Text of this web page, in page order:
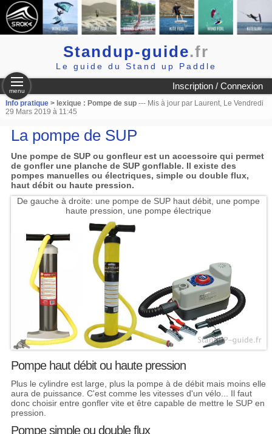
Standup-guide.fr
Le guide du Stand up Paddle
Inscription / Connexion
menu
Info pratique> lexique : Pompe de sup--- Mis à jour par Laurent, Le Vendredi
29 Mars 2019 à 11:45
La pompe de SUP
Une pompe de SUP ou gonfleur est un accessoire qui permet
de gonfler une planche de SUP gonflable. Il existe des
pompes manuelles ou électriques, simple ou double flux,
haut débit ou haute pression.
De gauche à droite: une pompe de SUP haut débit, une pompe
haute pression, une pompe électrique
Pompe haut débit ou haute pression
Plus le cylindre est large, plus la pompe à de débit mais moins elle
aura de puissance. C'est comme les vitesses d'un vélo... Il faut
donc choisir entre gonfler vite et être capable de mettre le SUP en
pression.
Pompe simple ou double flux